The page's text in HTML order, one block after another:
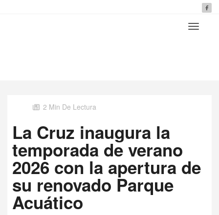
2 Min De Lectura
La Cruz inaugura la
temporada de verano
2026 con la apertura de
su renovado Parque
Acuático